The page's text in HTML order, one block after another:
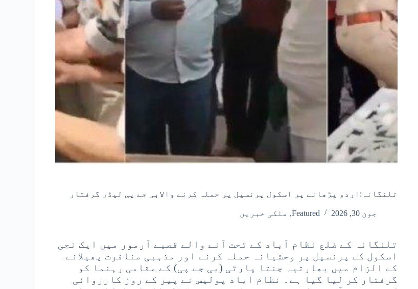
تلنگانہ:اردو پڑھانے پر اسکول پرنسپل پر حملہ کرنے والابی جے پی لیڈر گرفتار
جون 30, 2026 Featured
, ملکی خبریں
تلنگانہ کے ضلع نظام آباد کے تحت آنے والے قصبے آرمور میں ایک نجی
اسکول کے پرنسپل پر وحشیانہ حملہ کرنے اور مذہبی منافرت پھیلانے
کے الزام میں بھارتیہ جنتا پارٹی (بی جے پی) کے مقامی رہنما کو
گرفتار کر لیا گیا ہے۔ نظام آباد پولیس نے پیر کے روز کارروائی